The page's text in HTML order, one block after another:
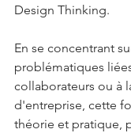
Design Thinking.
En se concentrant
problématiques
collaborateurs ou à
d'entreprise, cette
théorie et pratique,